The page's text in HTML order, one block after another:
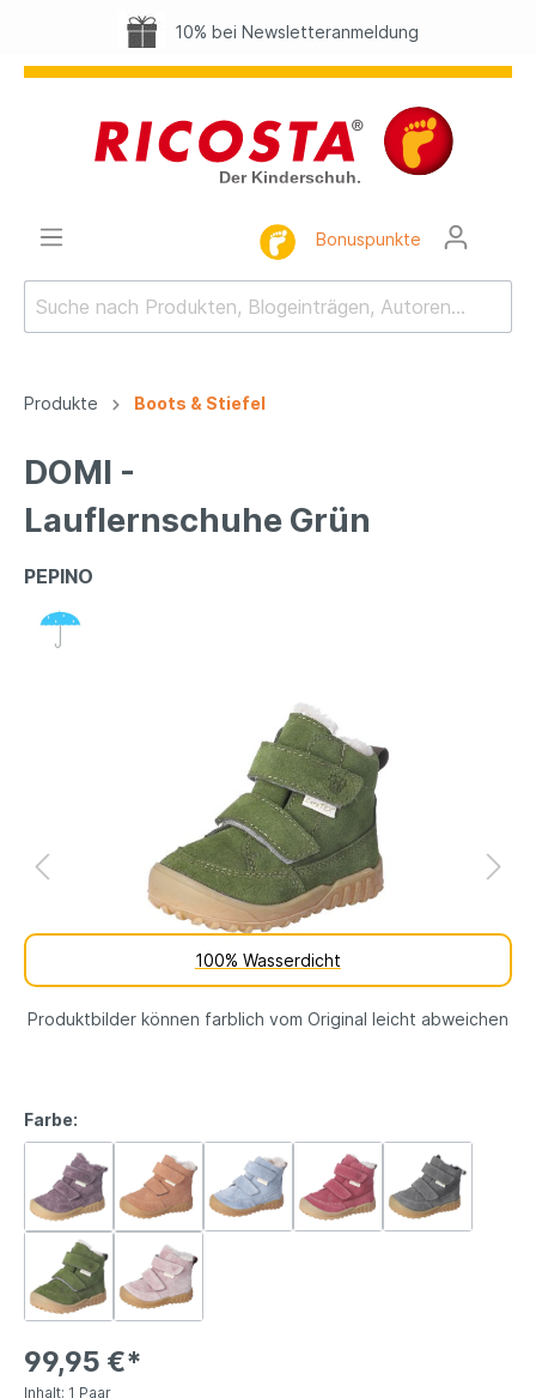
10% bei Newsletteranmeldung
Bonuspunkte
Produkte Boots & Stiefel
DOMI -
Lauflernschuhe Grün
PEPINO
100% Wasserdicht
Produktbilder können farblich vom Original leicht abweichen
Farbe:
99,95 €*
Inhalt: 1 Paar